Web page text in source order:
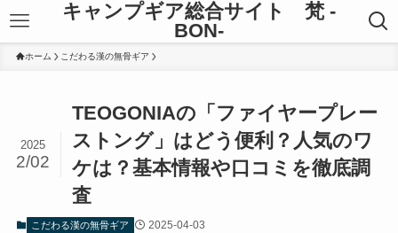
キャンプギア総合サイト 梵 -
BON-
ホーム こだわる漢の無骨ギア
TEOGONIAの「ファイヤープレー
ストング」はどう便利？人気のワ
ケは？基本情報や口コミを徹底調
査
2025
2/02
こだわる漢の無骨ギア 2025-04-03